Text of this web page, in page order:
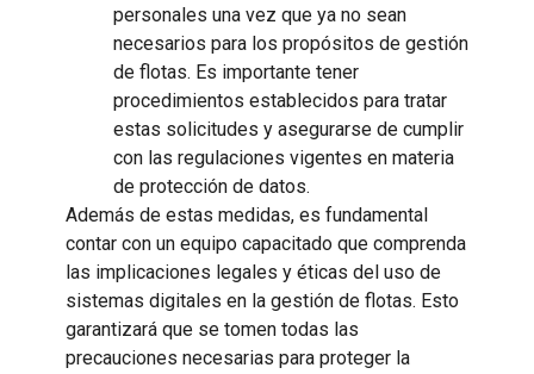
personales una vez que ya no sean
necesarios para los propósitos de gestión
de flotas. Es importante tener
procedimientos establecidos para tratar
estas solicitudes y asegurarse de cumplir
con las regulaciones vigentes en materia
de protección de datos.
Además de estas medidas, es fundamental
contar con un equipo capacitado que comprenda
las implicaciones legales y éticas del uso de
sistemas digitales en la gestión de flotas. Esto
garantizará que se tomen todas las
precauciones necesarias para proteger la